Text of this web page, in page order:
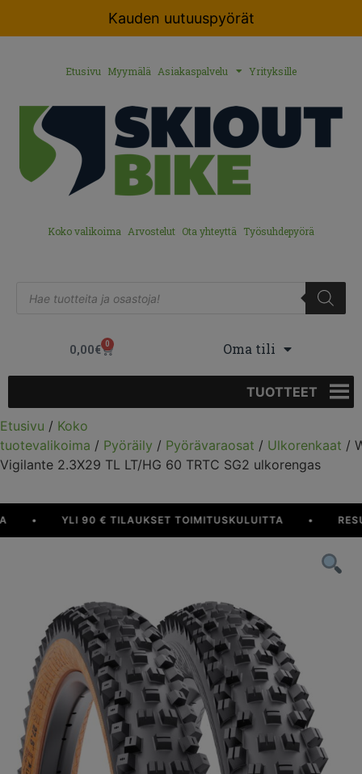
Kauden uutuuspyörät
Etusivu Myymälä Asiakaspalvelu Yrityksille
Koko valikoima Arvostelut Ota yhteyttä Työsuhdepyörä
0,00€ 0 Oma tili
TUOTTEET
Etusivu / Koko
tuotevalikoima / Pyöräily / Pyörävaraosat / Ulkorenkaat /
Vigilante 2.3X29 TL LT/HG 60 TRTC SG2 ulkorengas
YLI 90 € TILAUKSET TOIMITUSKULUITTA